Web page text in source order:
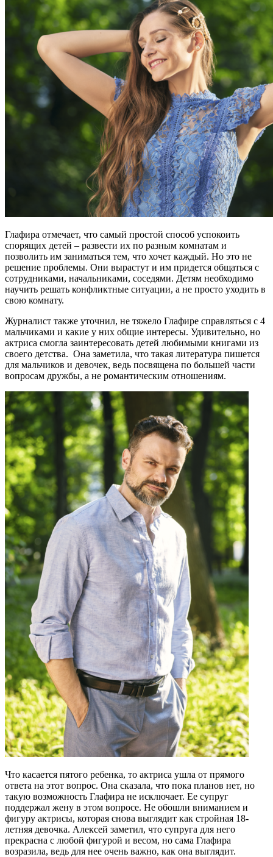
Глафира отмечает, что самый простой способ успокоить
спорящих детей – развести их по разным комнатам и
позволить им заниматься тем, что хочет каждый. Но это не
решение проблемы. Они вырастут и им придется общаться с
сотрудниками, начальниками, соседями. Детям необходимо
научить решать конфликтные ситуации, а не просто уходить в
свою комнату.
Журналист также уточнил, не тяжело Глафире справляться с 4
мальчиками и какие у них общие интересы. Удивительно, но
актриса смогла заинтересовать детей любимыми книгами из
своего детства. Она заметила, что такая литература пишется
для мальчиков и девочек, ведь посвящена по большей части
вопросам дружбы, а не романтическим отношениям.
Что касается пятого ребенка, то актриса ушла от прямого
ответа на этот вопрос. Она сказала, что пока планов нет, но
такую возможность Глафира не исключает. Ее супруг
поддержал жену в этом вопросе. Не обошли вниманием и
фигуру актрисы, которая снова выглядит как стройная 18-
летняя девочка. Алексей заметил, что супруга для него
прекрасна с любой фигурой и весом, но сама Глафира
возразила, ведь для нее очень важно, как она выглядит.